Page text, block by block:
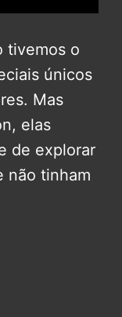
tivemos o
únicos
Mas
elas
de explorar
não tinham